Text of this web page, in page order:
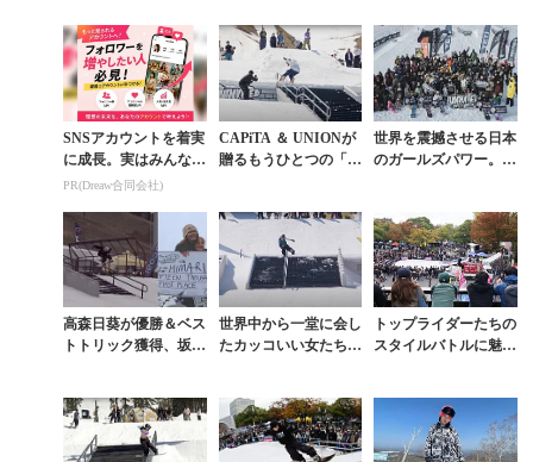
SNSアカウントを着実
に成長。実はみんなコ
コ使ってます。
PR(Dreaw合同会社)
CAPiTA ＆ UNIONが
贈るもうひとつの「U
ちの現...
世界を震撼させる日本
のガールズパワー。ジ
だ「THE UNI...
高森日葵が優勝＆ベス
トトリック獲得、坂本
E UNINVITED...
世界中から一堂に会し
たカッコいい女たちが
AL」
トップライダーたちの
スタイルバトルに魅了
SNOWBANK P...